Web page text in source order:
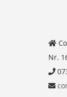
Nr.